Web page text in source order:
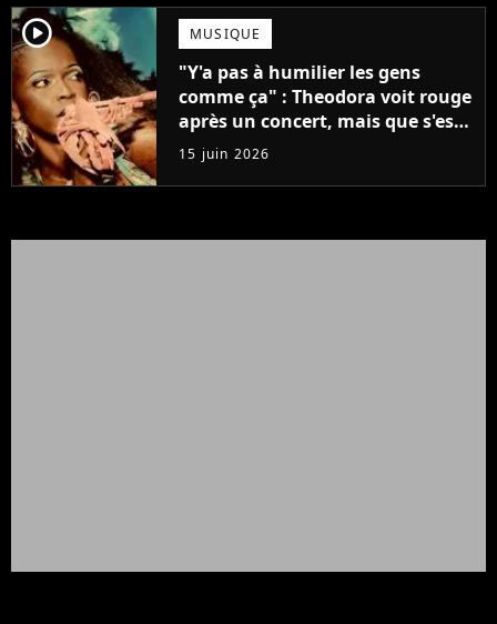
player2 MUSIQUE
"Y'a pas à humilier les gens
comme ça" : Theodora voit rouge
après un concert, mais que s'est-
il passé ?
15 juin 2026